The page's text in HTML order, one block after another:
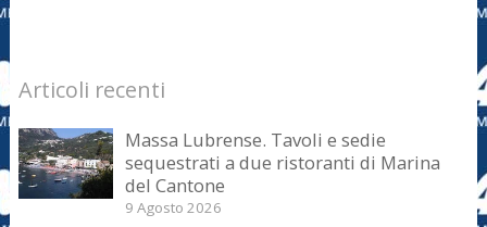
Articoli recenti
Massa Lubrense. Tavoli e sedie
sequestrati a due ristoranti di Marina
del Cantone
9 Agosto 2026